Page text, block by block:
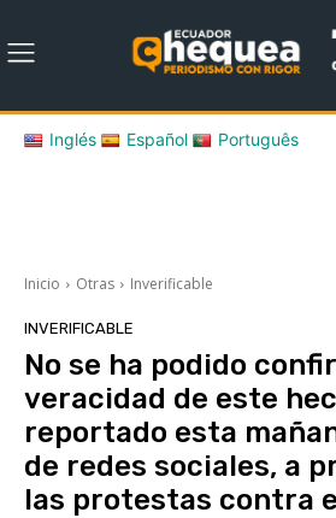
Inglés Español Português
Inicio Otras Inverificable
INVERIFICABLE
No se ha podido
veracidad de este
reportado esta
de redes sociales, a
las protestas contra